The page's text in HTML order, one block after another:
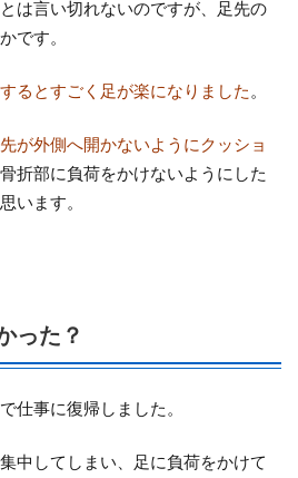
は言い切れないのですが、足先の
です。
るとすごく足が楽になりました 。
が外側へ開かないようにクッショ
折部に負荷をかけないようにした
います。
った？
仕事に復帰しました。
中してしまい、足に負荷をかけて